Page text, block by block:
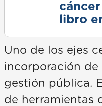
libro
Uno de los ejes
incorporación
gestión pública.
de herramientas